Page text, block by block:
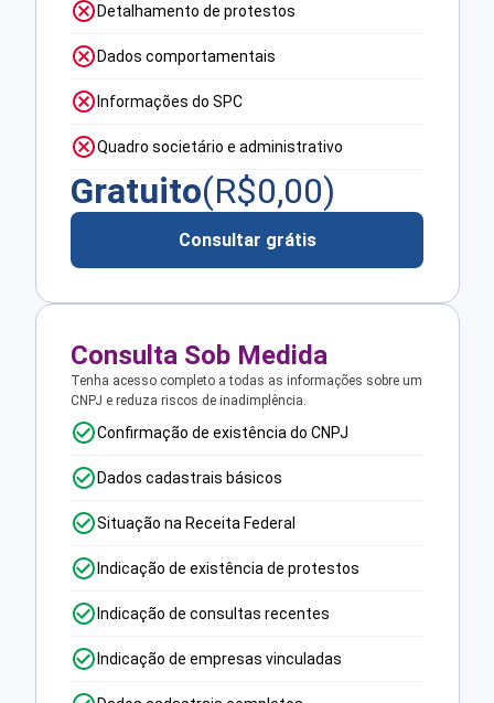
Detalhamento de protestos
Dados comportamentais
Informações do SPC
Quadro societário e administrativo
Gratuito(R$0,00)
Consultar grátis
Consulta Sob Medida
Tenha acesso completo a todas as informações sobre um
CNPJ e reduza riscos de inadimplência.
Confirmação de existência do CNPJ
Dados cadastrais básicos
Situação na Receita Federal
Indicação de existência de protestos
Indicação de consultas recentes
Indicação de empresas vinculadas